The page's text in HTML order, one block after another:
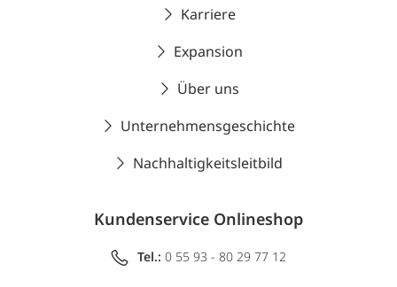
Karriere
Expansion
Über uns
Unternehmensgeschichte
Nachhaltigkeitsleitbild
Kundenservice Onlineshop
Tel.: 0 55 93 - 80 29 77 12